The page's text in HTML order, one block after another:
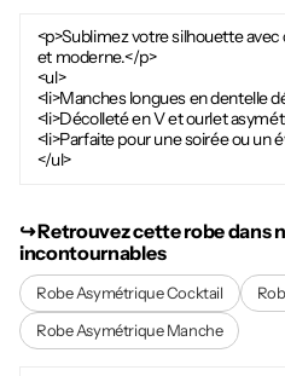
<p>Sublimez votre silhouette
et moderne.</p>
<ul>
<li>Manches longues en dentelle
<li>Décolleté en V et ourlet
<li>Parfaite pour une soirée ou un
</ul>
↪︎ Retrouvez cette robe dans
incontournables
Robe Asymétrique Cocktail
Robe Asymétrique Manche